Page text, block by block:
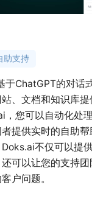
助支持
于ChatGPT的对话
、文档和知识库提
，您可以自动化处
提供实时的自助
不仅可以提
可以让您的支持
户问题。